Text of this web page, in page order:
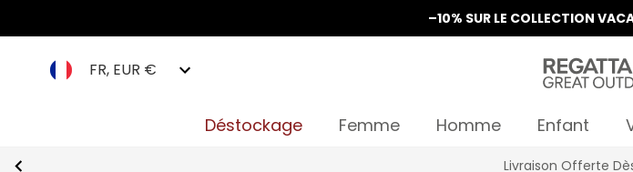
–10% SUR LE COLLECTION
FR, EUR €
Déstockage Femme Homme Enfant
Livraison Offerte